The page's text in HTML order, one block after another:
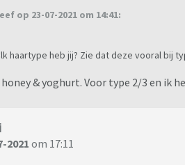
op 23-07-2021 om 14:41:
haartype heb jij? Zie dat deze vooral bij
& yoghurt. Voor type 2/3 en ik
2021 om 17:11